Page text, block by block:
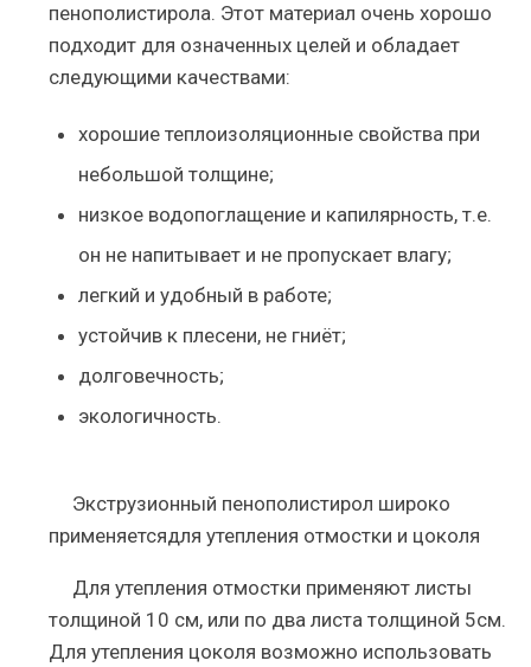
пенополистирола. Этот материал очень хорошо
подходит для означенных целей и обладает
следующими качествами:
хорошие теплоизоляционные свойства при
небольшой толщине;
низкое водопоглащение и капилярность, т.е.
он не напитывает и не пропускает влагу;
легкий и удобный в работе;
устойчив к плесени, не гниёт;
долговечность;
экологичность.
Экструзионный пенополистирол широко
применяетсядля утепления отмостки и цоколя
Для утепления отмостки применяют листы
толщиной 10 см, или по два листа толщиной 5см.
Для утепления цоколя возможно использовать